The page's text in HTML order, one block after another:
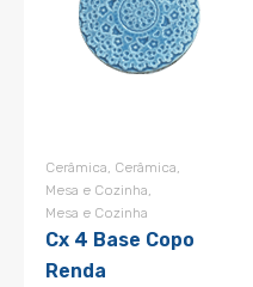
Cerâmica Cerâmica
Mesa e Cozinha
Mesa e Cozinha
Cx 4 Base Copo
Renda